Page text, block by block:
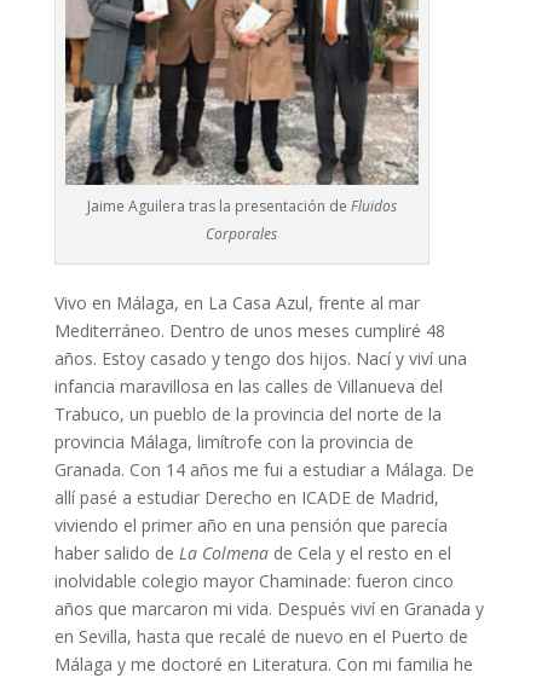
Jaime Aguilera tras la presentación de Fluidos
Corporales
Vivo en Málaga, en La Casa Azul, frente al mar
Mediterráneo. Dentro de unos meses cumpliré 48
años. Estoy casado y tengo dos hijos. Nací y viví una
infancia maravillosa en las calles de Villanueva del
Trabuco, un pueblo de la provincia del norte de la
provincia Málaga, limítrofe con la provincia de
Granada. Con 14 años me fui a estudiar a Málaga. De
allí pasé a estudiar Derecho en ICADE de Madrid,
viviendo el primer año en una pensión que parecía
haber salido de La Colmenade Cela y el resto en el
inolvidable colegio mayor Chaminade: fueron cinco
años que marcaron mi vida. Después viví en Granada y
en Sevilla, hasta que recalé de nuevo en el Puerto de
Málaga y me doctoré en Literatura. Con mi familia he